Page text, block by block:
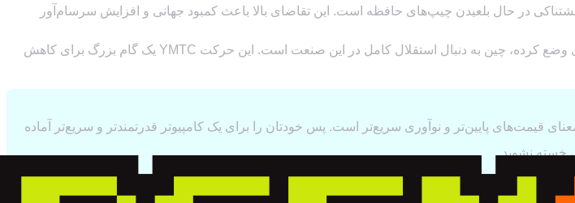
در حال بلعیدن چیپ‌های حافظه است. این تقاضای بالا باعث کمبود جهانی و افزایش سرسام‌آور
با محدودیت‌های صادراتی که آمریکا برای تجهیزات تراشه‌سازی وضع کرده، چین به دنبال استقلال کامل در این صنعت است. این حرکت YMTC یک گام بزرگ برای کاهش
قیمت‌های پایین‌تر و نوآوری سریع‌تر است. پس خودتان را برای یک کامپیوتر قدرتمندتر و سریع‌تر آماده
خسته نشوید.